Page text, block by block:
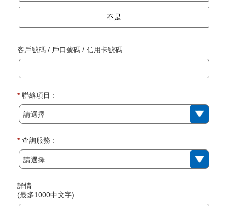
不是
客戶號碼 / 戶口號碼 / 信用卡號碼 :
*聯絡項目 :
請選擇
*查詢服務 :
請選擇
詳情
(最多1000中文字) :